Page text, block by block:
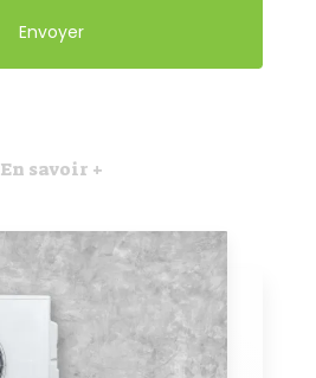
En savoir +